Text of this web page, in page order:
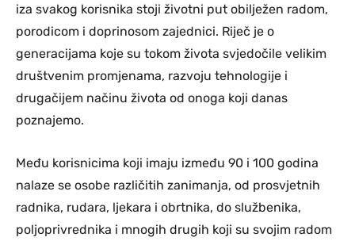
iza svakog korisnika stoji životni put obilježen radom,
porodicom i doprinosom zajednici. Riječ je o
generacijama koje su tokom života svjedočile velikim
društvenim promjenama, razvoju tehnologije i
drugačijem načinu života od onoga koji danas
poznajemo.
Među korisnicima koji imaju između 90 i 100 godina
nalaze se osobe različitih zanimanja, od prosvjetnih
radnika, rudara, ljekara i obrtnika, do službenika,
poljoprivrednika i mnogih drugih koji su svojim radom